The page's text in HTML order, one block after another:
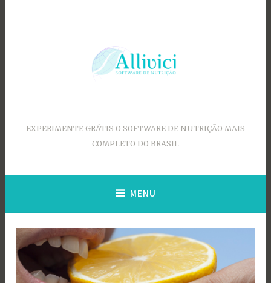
EXPERIMENTE GRÁTIS O SOFTWARE DE NUTRIÇÃO MAIS
COMPLETO DO BRASIL
MENU